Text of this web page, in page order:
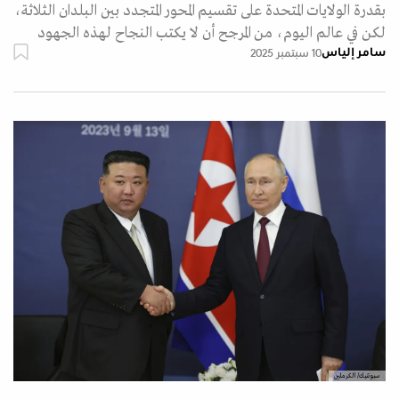
بقدرة الولايات المتحدة على تقسيم المحور المتجدد بين البلدان الثلاثة،
لكن في عالم اليوم، من المرجح أن لا يكتب النجاح لهذه الجهود
سامر إلياس10 سبتمبر 2025
سبوتنيك/ الكرملين